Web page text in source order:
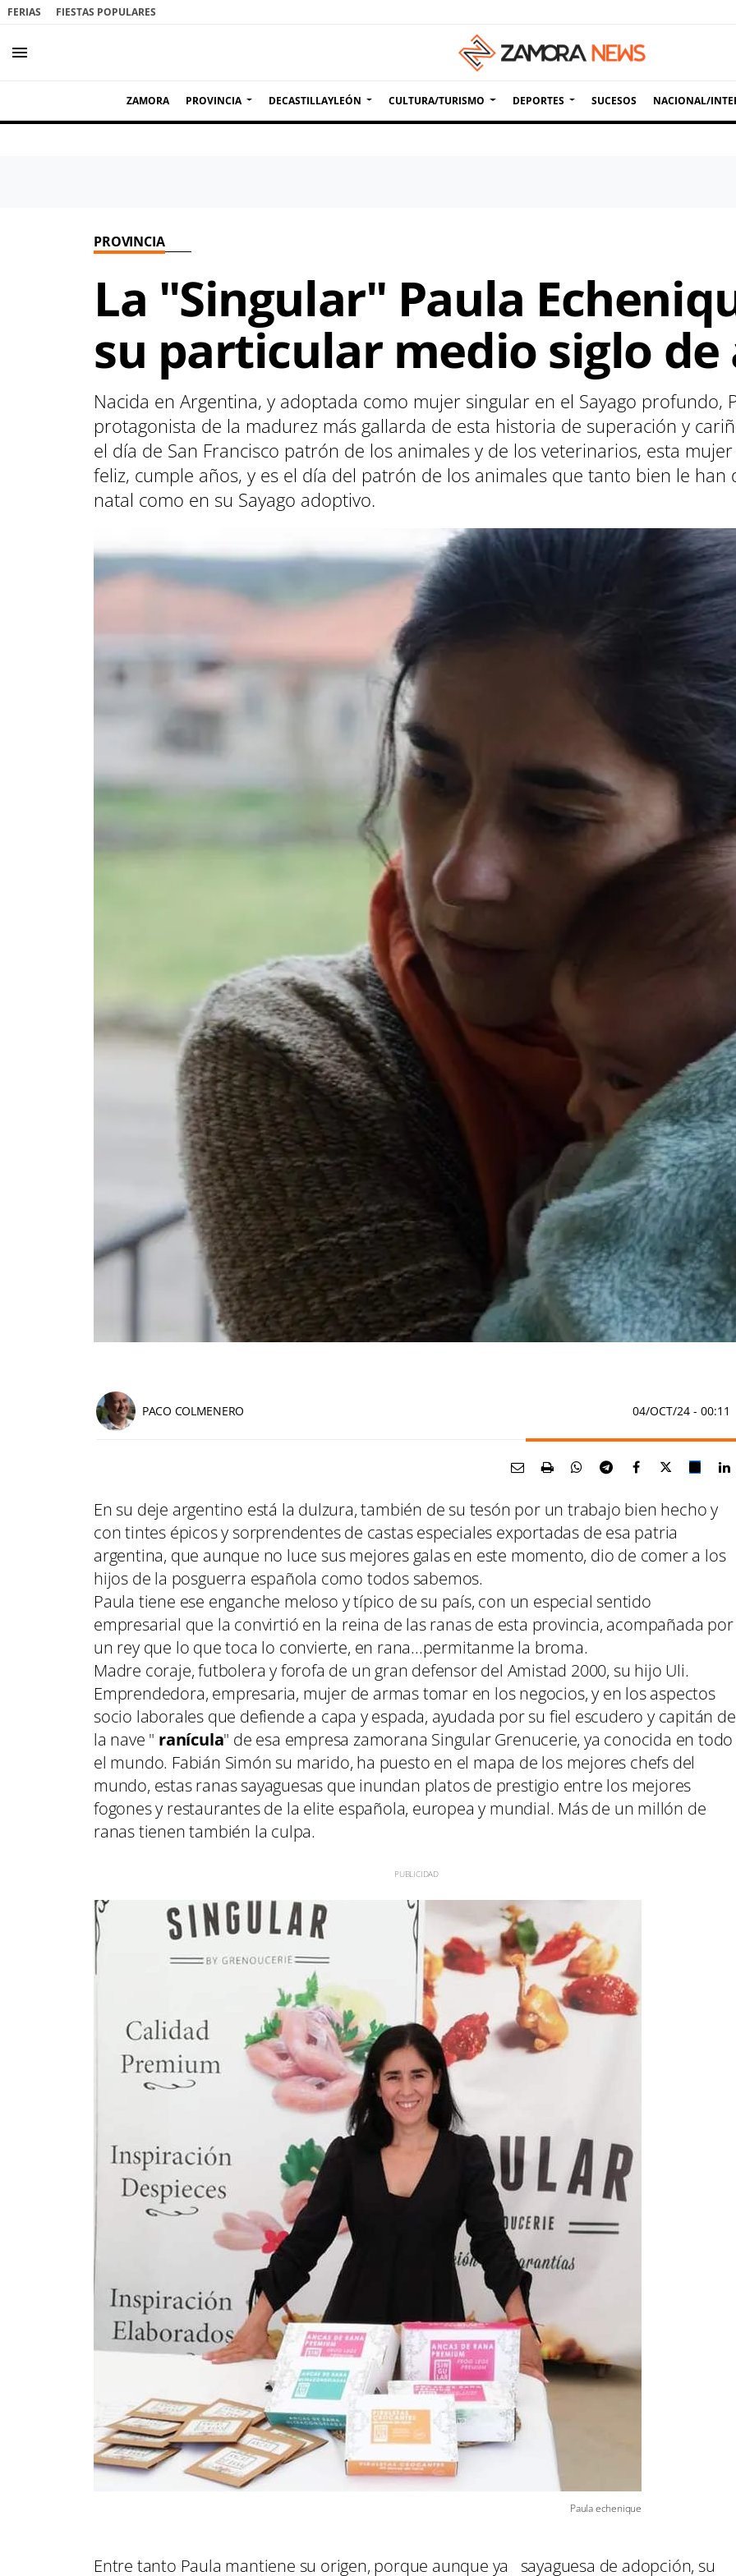
FERIAS FIESTAS POPULARES
menu
ZAMORA PROVINCIA DECASTILLAYLEÓN CULTURA/TURISMO DEPORTES SUCESOS NACIONAL/
PROVINCIA
La "Singular" Paula
su particular medio siglo de
Nacida en Argentina, y adoptada como mujer singular en el Sayago profundo,
protagonista de la madurez más gallarda de esta historia de superación y
el día de San Francisco patrón de los animales y de los veterinarios, esta
feliz, cumple años, y es el día del patrón de los animales que tanto bien le han
natal como en su Sayago adoptivo.
PACO COLMENERO 04/OCT/24 - 00:11
En su deje argentino está la dulzura, también de su tesón por un trabajo bien hecho y
con tintes épicos y sorprendentes de castas especiales exportadas de esa patria
argentina, que aunque no luce sus mejores galas en este momento, dio de comer a los
hijos de la posguerra española como todos sabemos.
Paula tiene ese enganche meloso y típico de su país, con un especial sentido
empresarial que la convirtió en la reina de las ranas de esta provincia, acompañada por
un rey que lo que toca lo convierte, en rana...permitanme la broma.
Madre coraje, futbolera y forofa de un gran defensor del Amistad 2000, su hijo Uli.
Emprendedora, empresaria, mujer de armas tomar en los negocios, y en los aspectos
socio laborales que defiende a capa y espada, ayudada por su fiel escudero y capitán de
la nave " ranícula" de esa empresa zamorana Singular Grenucerie, ya conocida en todo
el mundo. Fabián Simón su marido, ha puesto en el mapa de los mejores chefs del
mundo, estas ranas sayaguesas que inundan platos de prestigio entre los mejores
fogones y restaurantes de la elite española, europea y mundial. Más de un millón de
ranas tienen también la culpa.
Paula echenique
Entre tanto Paula mantiene su origen, porque aunque ya sayaguesa de adopción, su